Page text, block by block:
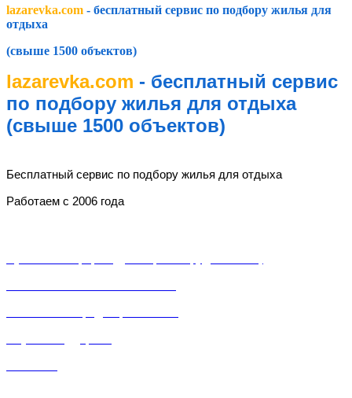
lazarevka.com - бесплатный сервис по подбору жилья для
отдыха
(свыше 1500 объектов)
lazarevka.com - бесплатный сервис
по подбору жилья для отдыха
(свыше 1500 объектов)
Бесплатный сервис по подбору жилья для отдыха
Работаем с 2006 года